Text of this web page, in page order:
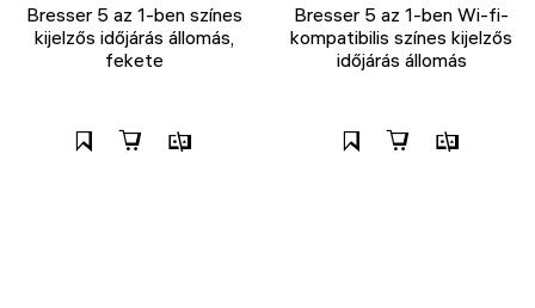
Bresser 5 az 1-ben színes
kijelzős időjárás állomás,
fekete
Bresser 5 az 1-ben Wi-fi-
kompatibilis színes kijelzős
időjárás állomás